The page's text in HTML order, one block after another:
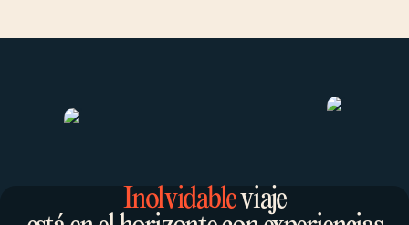
Inolvidableviaje